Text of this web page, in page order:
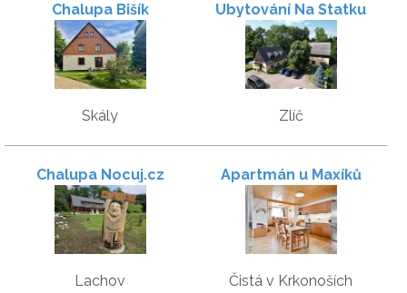
Chalupa Bišík
Skály
Ubytování Na Statku
Zlíč
Chalupa Nocuj.cz
Lachov
Apartmán u Maxíků
Čistá v Krkonoších